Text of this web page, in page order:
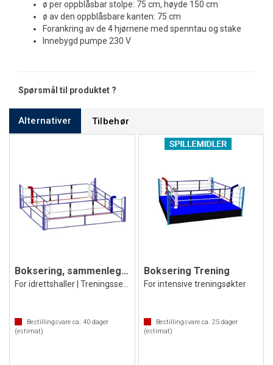
ø per oppblåsbar stolpe: 75 cm, høyde 150 cm
ø av den oppblåsbare kanten: 75 cm
Forankring av de 4 hjørnene med spenntau og stake
Innebygd pumpe 230 V
Spørsmål til produktet ?
Alternativer Tilbehør
Boksering, sammenleggbar
Bestillingsvare ca. 40 dager
(estimat)
Boksering Trening
For intensive treningsøkter
Bestillingsvare ca. 25dager
(estimat)